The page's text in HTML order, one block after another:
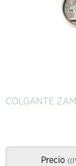
COLGANTE
Precio